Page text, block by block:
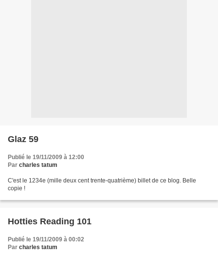
Glaz 59
Publié le 19/11/2009 à 12:00
Par charles tatum
C'est le 1234e (mille deux cent trente-quatrième) billet de ce blog. Belle
copie !
Hotties Reading 101
Publié le 19/11/2009 à 00:02
Par charles tatum